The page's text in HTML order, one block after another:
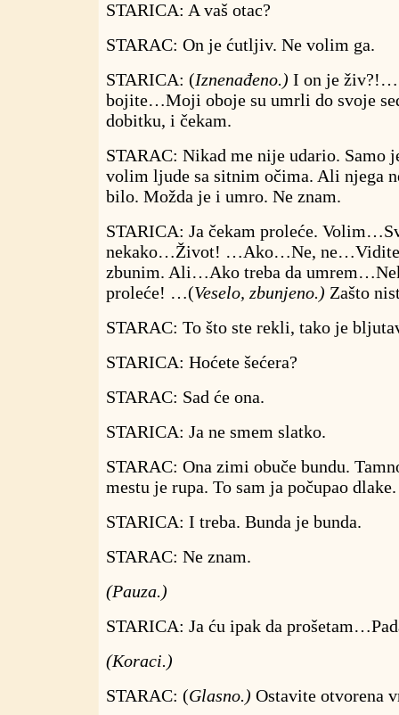
STARICA: A vaš otac?
STARAC: On je ćutljiv. Ne volim ga.
STARICA: (Iznenađeno.) I on je živ?!…
bojite…Moji oboje su umrli do svoje
dobitku, i čekam.
STARAC: Nikad me nije udario. Samo
volim ljude sa sitnim očima. Ali njega
bilo. Možda je i umro. Ne znam.
STARICA: Ja čekam proleće.
nekako…Život! …Ako…Ne, ne…Vidite,
zbunim. Ali…Ako treba da
proleće! …(Veselo, zbunjeno.) Zašto
STARAC: To što ste rekli, tako je
STARICA: Hoćete šećera?
STARAC: Sad će ona.
STARICA: Ja ne smem slatko.
STARAC: Ona zimi obuče bundu.
mestu je rupa. To sam ja počupao
STARICA: I treba. Bunda je bunda.
STARAC: Ne znam.
(Pauza.)
STARICA: Ja ću ipak da
(Koraci.)
STARAC: (Glasno.) Ostavite otvorena